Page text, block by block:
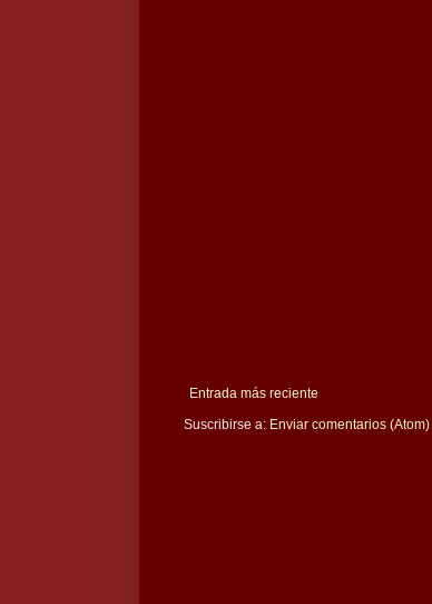
Entrada más reciente
Suscribirse a: Enviar comentarios (Atom)